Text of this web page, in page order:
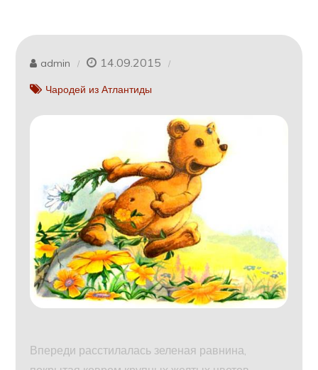
admin 14.09.2015
Чародей из Атлантиды
Впереди расстилалась зеленая равнина,